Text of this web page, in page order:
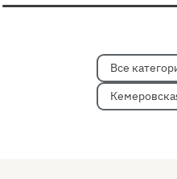
Все